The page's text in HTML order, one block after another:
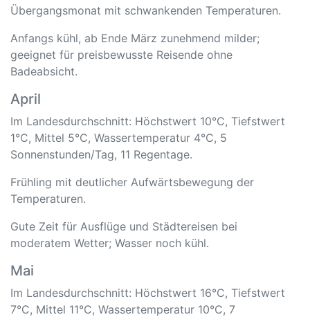
Übergangsmonat mit schwankenden Temperaturen.
Anfangs kühl, ab Ende März zunehmend milder;
geeignet für preisbewusste Reisende ohne
Badeabsicht.
April
Im Landesdurchschnitt: Höchstwert 10°C, Tiefstwert
1°C, Mittel 5°C, Wassertemperatur 4°C, 5
Sonnenstunden/Tag, 11 Regentage.
Frühling mit deutlicher Aufwärtsbewegung der
Temperaturen.
Gute Zeit für Ausflüge und Städtereisen bei
moderatem Wetter; Wasser noch kühl.
Mai
Im Landesdurchschnitt: Höchstwert 16°C, Tiefstwert
7°C, Mittel 11°C, Wassertemperatur 10°C, 7